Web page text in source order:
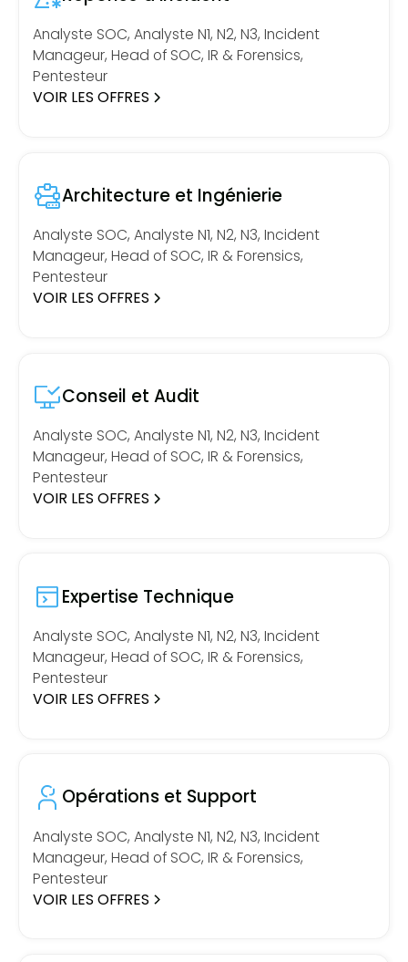
Analyste SOC, Analyste N1, N2, N3, Incident
Manageur, Head of SOC, IR & Forensics,
Pentesteur
VOIR LES OFFRES
Architecture et Ingénierie
Analyste SOC, Analyste N1, N2, N3, Incident
Manageur, Head of SOC, IR & Forensics,
Pentesteur
VOIR LES OFFRES
Conseil et Audit
Analyste SOC, Analyste N1, N2, N3, Incident
Manageur, Head of SOC, IR & Forensics,
Pentesteur
VOIR LES OFFRES
Expertise Technique
Analyste SOC, Analyste N1, N2, N3, Incident
Manageur, Head of SOC, IR & Forensics,
Pentesteur
VOIR LES OFFRES
Opérations et Support
Analyste SOC, Analyste N1, N2, N3, Incident
Manageur, Head of SOC, IR & Forensics,
Pentesteur
VOIR LES OFFRES